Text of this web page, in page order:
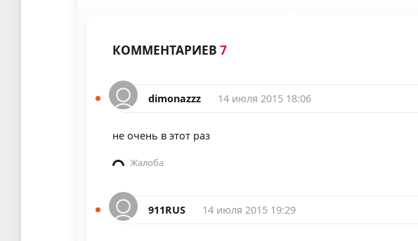
КОММЕНТАРИЕВ 7
dimonazzz 14 июля 2015 18:06
не очень в этот раз
Жалоба
911RUS 14 июля 2015 19:29